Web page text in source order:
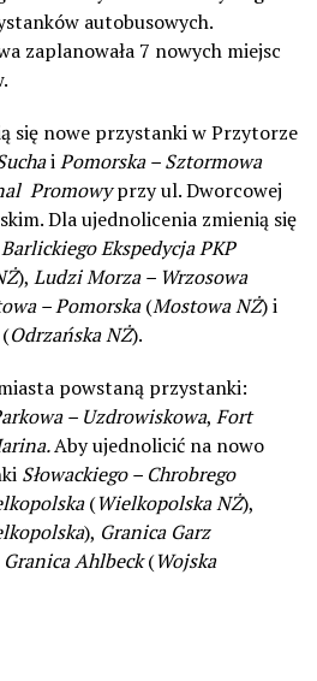
autobusowych.
zaplanowała 7 nowych miejsc
się nowe przystanki w Przytorze
iPomorska – Sztormowa
Promowyprzy ul. Dworcowej
Dla ujednolicenia zmienią się
Barlickiego Ekspedycja PKP
), Ludzi Morza – Wrzosowa
– Pomorska(Mostowa NŻ) i
(Odrzańska NŻ).
powstaną przystanki:
– Uzdrowiskowa, Fort
Aby ujednolicić na nowo
Słowackiego – Chrobrego
(Wielkopolska NŻ),
), Granica Garz
Granica Ahlbeck(Wojska